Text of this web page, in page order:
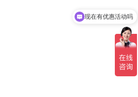
现在有优惠活动吗